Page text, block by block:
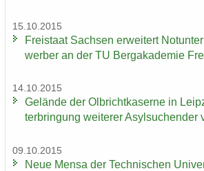
15.10.2015
Frei­staat Sach­sen er­wei­tert
wer­ber an der TU Berg­aka­de­mie
14.10.2015
Ge­län­de der Ol­bricht­ka­ser­ne in
ter­brin­gung wei­te­rer Asyl­su­chen­der
09.10.2015
Neue Mensa der Tech­ni­schen